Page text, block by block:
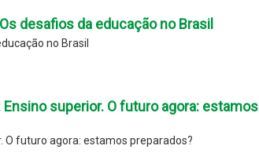
desafios da educação no Brasil
no Brasil
Ensino superior. O futuro agora: estamos
O futuro agora: estamos preparados?